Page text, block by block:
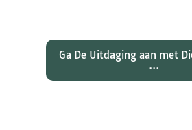
Ga De Uitdaging aan met
...